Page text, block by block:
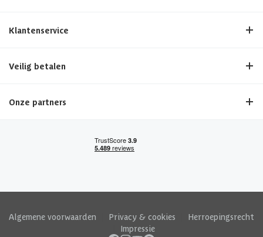
Klantenservice
Veilig betalen
Onze partners
Algemene voorwaarden Privacy & cookies
Herroepingsrecht
Impressie